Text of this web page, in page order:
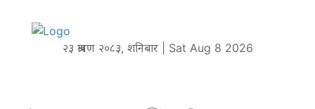
२३ श्रावण २०८३, शनिबार | Sat Aug 8 2026